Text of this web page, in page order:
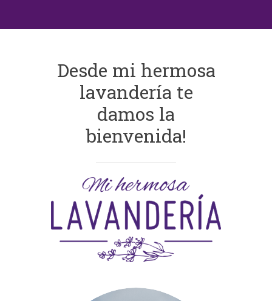
Desde mi hermosa
lavandería te
damos la
bienvenida!